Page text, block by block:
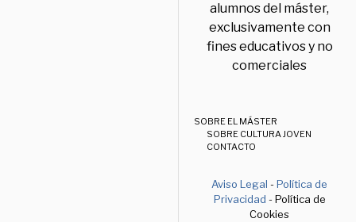
alumnos del máster,
exclusivamente con
fines educativos y no
comerciales
SOBRE EL MÁSTER
SOBRE CULTURA JOVEN
CONTACTO
Aviso Legal -Política de
Privacidad - Política de
Cookies